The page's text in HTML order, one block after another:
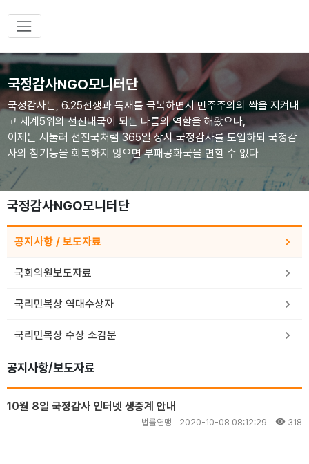
국정감사NGO모니터단
국정감사는, 6.25전쟁과 독재를 극복하면서 민주주의의 싹을 지켜내
고 세계5위의 선진대국이 되는 나름의 역할을 해왔으나,
이제는 서둘러 선진국처럼 365일 상시 국정감사를 도입하되 국정감
사의 참기능을 회복하지 않으면 부패공화국을 면할 수 없다
국정감사NGO모니터단
공지사항 / 보도자료
국회의원보도자료
국리민복상 역대수상자
국리민복상 수상 소감문
공지사항/보도자료
10월 8일 국정감사 인터넷 생중계 안내
법률연맹 2020-10-08 08:12:29 318